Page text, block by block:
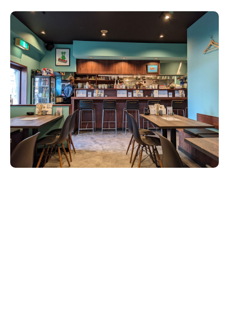
新潟市中央区
新潟市北区
新潟市南区
新潟市江南区
新潟市西蒲区
村上・関川
新発田・聖籠
胎内・粟島
三条・加茂・田上
五泉・阿賀野・阿賀
燕・弥彦
長岡・見附
小千谷・十日町・津南
魚沼・南魚沼・湯沢
柏崎・刈羽・出雲崎
上越・妙高・糸魚川
ご当地グルメ
季節・期間限定
カフェ
焼肉
パン・ベーカリー
タレカツ・豚カツ
デカ盛り・大盛り
旨辛・激辛
定食・町定食 海鮮・鮨
そば・うどん
日本酒・新潟清酒
ワイン・クラフトビール
ケーキ・パフェ
ビアガーデン・暑気払い
忘新年会・歓送迎会
セミナー・講演会
入場無料
住宅展示場
アルビレックス
リラクゼーション・整体
スキー場
リユース・買取
病院・クリニック
ラブラ万代・ラブラ2
ビルボードプレイスBP
新潟伊勢丹
ピア万代
リバーサイド千秋
パティオPATIO
新車・中古車・カー用品
家電・携帯電話
冠婚葬祭
通販・EC
求人
官公庁・自治体
新潟市 チラシ
長岡・見附 チラシ
上越・妙高・糸魚川 チラシ
注目 チラシ
週末セール
火曜セール
オープン・リニューアルセール
周年祭・感謝祭セール
年末・初売りセール